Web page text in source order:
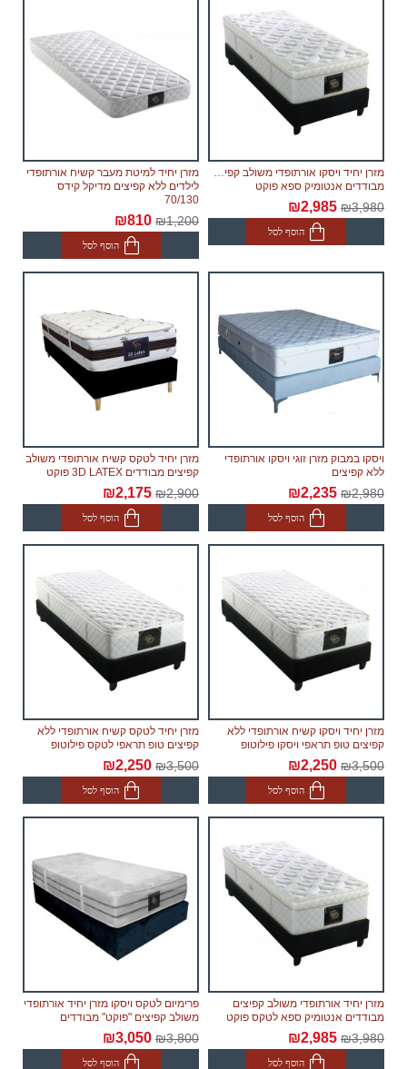
מזרן יחיד ויסקו אורתופדי משולב קפיצים
מבודדים אנטומיק ספא פוקט
₪3,980
₪2,985
הוסף לסל
מזרן יחיד למיטת מעבר קשיח אורתופדי
לילדים ללא קפיצים מדיקל קידס
70/130
₪1,200
₪810
הוסף לסל
ויסקו במבוק מזרן זוגי ויסקו אורתופדי
ללא קפיצים
₪2,980
₪2,235
הוסף לסל
מזרן יחיד לטקס קשיח אורתופדי משולב
קפיצים מבודדים 3D LATEX פוקט
₪2,900
₪2,175
הוסף לסל
מזרן יחיד ויסקו קשיח אורתופדי ללא
קפיצים טופ תראפי ויסקו פילוטופ
₪3,500
₪2,250
הוסף לסל
מזרן יחיד לטקס קשיח אורתופדי ללא
קפיצים טופ תראפי לטקס פילוטופ
₪3,500
₪2,250
הוסף לסל
מזרן יחיד אורתופדי משולב קפיצים
מבודדים אנטומיק ספא לטקס פוקט
₪3,980
₪2,985
הוסף לסל
פרימיום לטקס ויסקו מזרן יחיד אורתופדי
משולב קפיצים "פוקט" מבודדים
₪3,800
₪3,050
הוסף לסל